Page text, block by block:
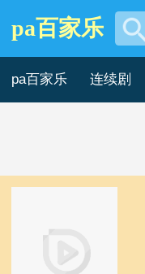
其他综艺片
pa百家乐
pa百家乐 连续剧